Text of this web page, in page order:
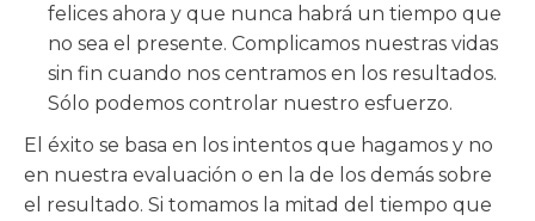
felices ahora y que nunca habrá un tiempo que
no sea el presente. Complicamos nuestras vidas
sin fin cuando nos centramos en los resultados.
Sólo podemos controlar nuestro esfuerzo.
El éxito se basa en los intentos que hagamos y no
en nuestra evaluación o en la de los demás sobre
el resultado. Si tomamos la mitad del tiempo que